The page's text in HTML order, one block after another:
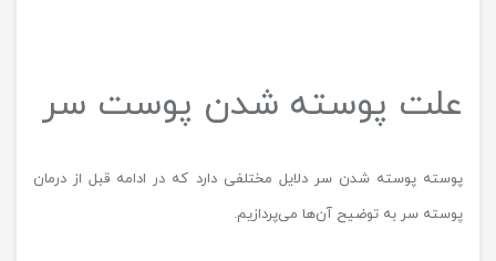
علت پوسته شدن پوست سر
پوسته پوسته شدن سر دلایل مختلفی دارد که در ادامه قبل از درمان
پوسته سر به توضیح آن‌ها می‌پردازیم.